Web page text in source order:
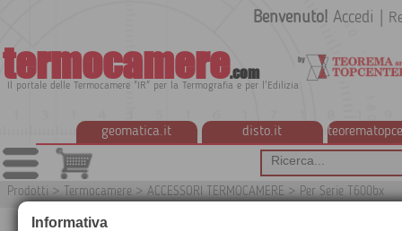
termocamere.com
Il portale delle Termocamere "IR" per la Termografia e per l'Edilizia
geomatica.it disto.it
Benvenuto! Accedi
Prodotti > Termocamere > ACCESSORI TERMOCAMERE > Per Serie T600bx
Informativa